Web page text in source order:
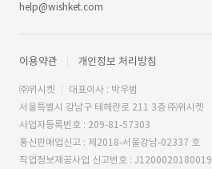
help@wishket.com
이용약관 개인정보 처리방침
㈜위시켓
대표이사 : 박우범
서울특별시 강남구 테헤란로 211 3층 ㈜위시켓
사업자등록번호 : 209-81-57303
통신판매업신고 : 제2018-서울강남-02337 호
직업정보제공사업 신고번호 : J1200020180019